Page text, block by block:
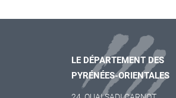
LE DÉPARTEMENT DES
PYRÉNÉES-ORIENTALES